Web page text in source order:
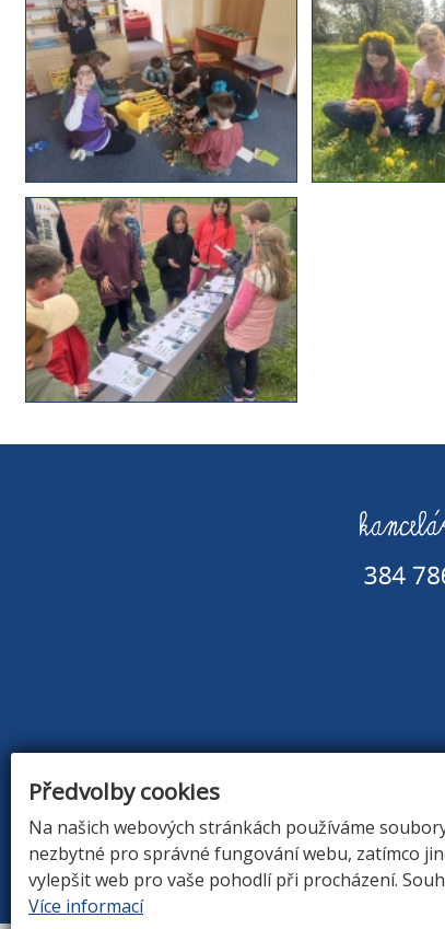
ÚVOD
Předvolby cookies
Na našich webových stránkách používáme
nezbytné pro správné fungování webu, zatímco
vylepšit web pro vaše pohodlí při procházení.
Více informací